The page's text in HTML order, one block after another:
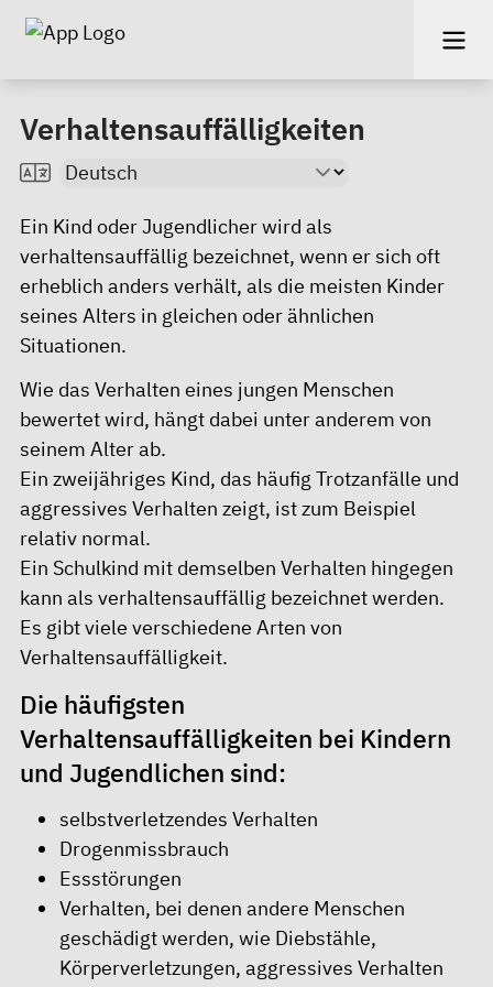
Verhaltensauffälligkeiten
Ein Kind oder Jugendlicher wird als
verhaltensauffällig bezeichnet, wenn er sich oft
erheblich anders verhält, als die meisten Kinder
seines Alters in gleichen oder ähnlichen
Situationen.
Wie das Verhalten eines jungen Menschen
bewertet wird, hängt dabei unter anderem von
seinem Alter ab.
Ein zweijähriges Kind, das häufig Trotzanfälle und
aggressives Verhalten zeigt, ist zum Beispiel
relativ normal.
Ein Schulkind mit demselben Verhalten hingegen
kann als verhaltensauffällig bezeichnet werden.
Es gibt viele verschiedene Arten von
Verhaltensauffälligkeit.
Die häufigsten
Verhaltensauffälligkeiten bei Kindern
und Jugendlichen sind:
selbstverletzendes Verhalten
Drogenmissbrauch
Essstörungen
Verhalten, bei denen andere Menschen
geschädigt werden, wie Diebstähle,
Körperverletzungen, aggressives Verhalten